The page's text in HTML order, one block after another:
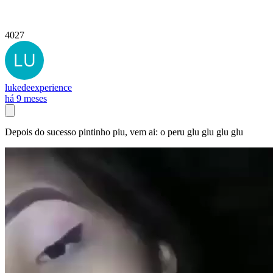
4027
lukedeexperience
há 9 meses
Depois do sucesso pintinho piu, vem ai: o peru glu glu glu glu